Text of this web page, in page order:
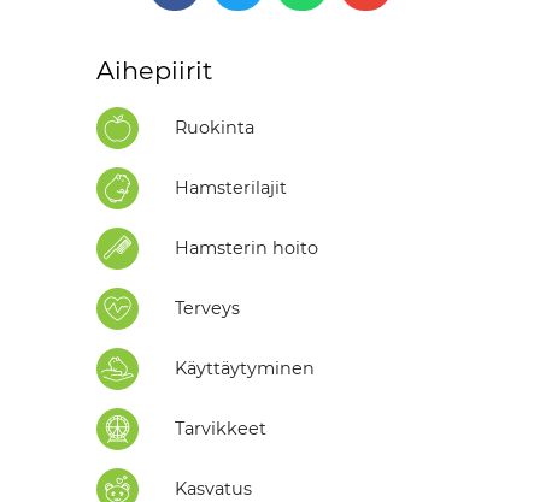
Aihepiirit
Ruokinta
Hamsterilajit
Hamsterin hoito
Terveys
Käyttäytyminen
Tarvikkeet
Kasvatus